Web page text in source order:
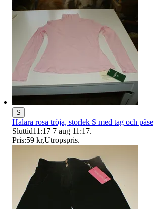
S
Halara rosa tröja, storlek S med tag och påse
Sluttid11:17 7 aug 11:17.
Pris:59 kr,Utropspris.